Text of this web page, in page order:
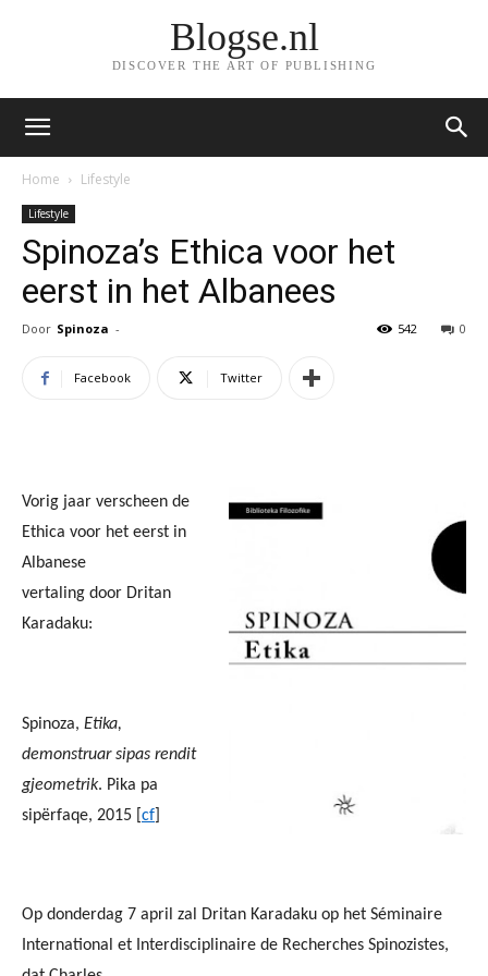
Blogse.nl
DISCOVER THE ART OF PUBLISHING
Home Lifestyle
Lifestyle
Spinoza’s Ethica voor het
eerst in het Albanees
Door Spinoza - 0
542
Facebook Twitter
Vorig jaar verscheen de
Ethica voor het eerst in
Albanese
vertaling door Dritan
Karadaku:
Spinoza, Etika,
demonstruar sipas rendit
gjeometrik. Pika pa
sipërfaqe, 2015 [ cf
Op donderdag 7 april zal Dritan Karadaku op het Séminaire
International et Interdisciplinaire de Recherches Spinozistes,